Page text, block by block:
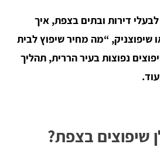
דירות ובתים בצפת, איך
שיפוצניק, “מה מחיר שיפוץ לבית
נפוצות בעיר הררית, תהליך
שיפוצים בצפת?